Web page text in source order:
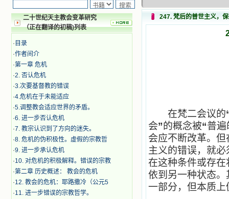
二十世纪天主教会变革研究
（正在翻译的初稿)列表
· 目录
·作者间介
·第一章 危机
·2. 否认危机
·3.次要基督教的错误
·4.危机在于未能适应
·5.调整教会适应世界的矛盾。
·6. 进一步否认危机
·7. 教宗认识到了方向的迷失。
·8. 危机的伪积极性。虚假的宗教哲
·9. 进一步承认危机
·10. 对危机的积极解释。错误的宗教
·第二章 历史概述： 教会的危机
·12. 教会的危机：耶路撒冷（公元5
·11. 进一步错误的宗教哲学。
247. 梵后的普世主义，
在梵二会议的
会”的概念被“普遍
会应不断改革。
主义的错误，就
在这种条件或存
依到另一种状态
一部分，但本质